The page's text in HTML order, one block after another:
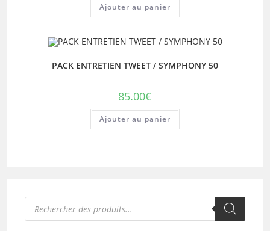
Ajouter au panier
PACK ENTRETIEN TWEET / SYMPHONY 50
85.00€
Ajouter au panier
Recherche
produits